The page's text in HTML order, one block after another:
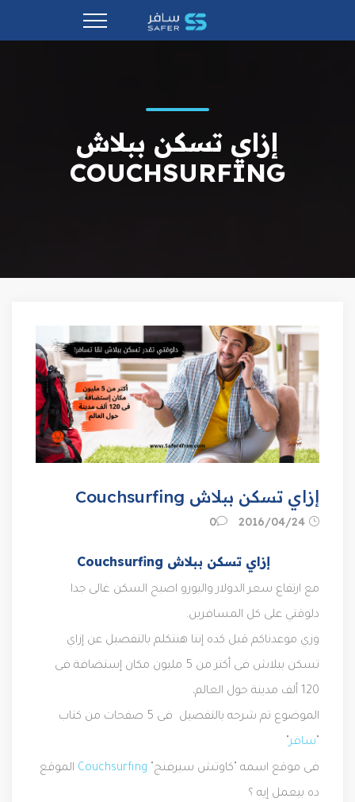
إزاي تسكن ببلاش
COUCHSURFING
إزاي تسكن ببلاش Couchsurfing
0
إزاي تسكن ببلاش Couchsurfing
مع ارتفاع سعر الدولار واليورو اصبح السكن غالى جدا
دلوقتي على كل المسافرين.
وزي موعدناكم قبل كده إننا هنتكلم بالتفصيل عن إزاي
تسكن ببلاش فى أكتر من 5 مليون مكان إستضافة فى
120 ألف مدينة حول العالم،
الموضوع تم شرحه بالتفصيل
فى 5 صفحات من
كتاب
سافر
فى موقع اسمه "كاوتش سيرفنج" Couchsurfıng الموقع
ده بيعمل إيه ؟